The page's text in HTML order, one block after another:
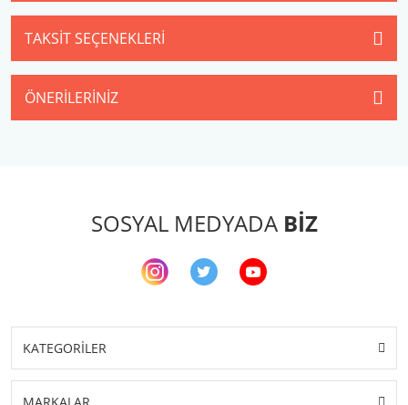
TAKSIT SEÇENEKLERI
ÖNERILERINIZ
SOSYAL MEDYADA BİZ
KATEGORİLER